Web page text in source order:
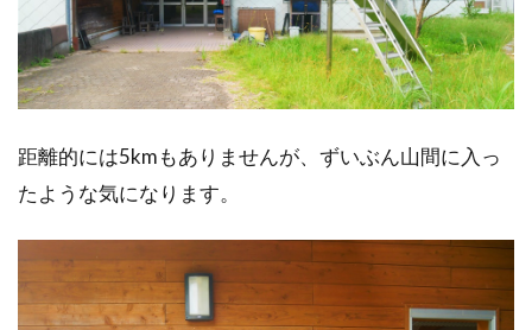
距離的には5kmもありませんが、ずいぶん山間に入っ
たような気になります。